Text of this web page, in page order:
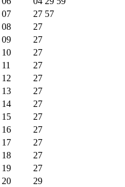
07
27 57
08
27
09
27
10
27
11
27
12
27
13
27
14
27
15
27
16
27
17
27
18
27
19
27
20
29